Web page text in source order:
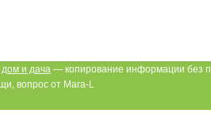
и дача— копирование информации без
вопрос от Mara-L